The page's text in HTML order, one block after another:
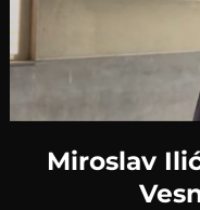
Miroslav